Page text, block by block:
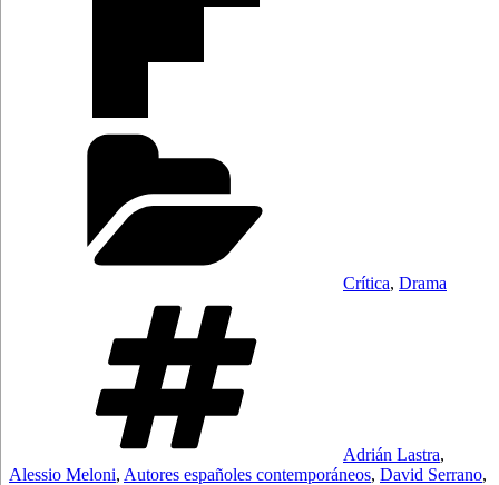
Crítica, Drama
Adrián Lastra,
Alessio Meloni, Autores españoles contemporáneos, David Serrano,